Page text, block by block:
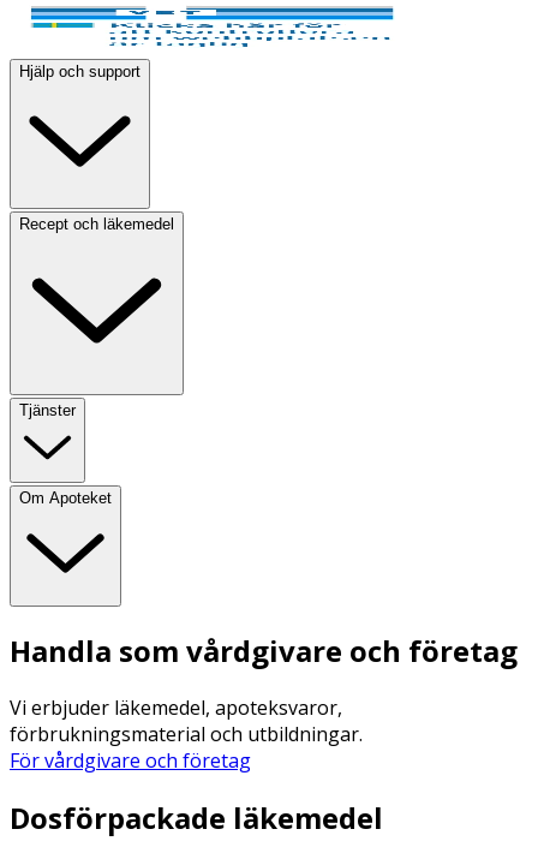
Hjälp och support
Recept och läkemedel
Tjänster
Om Apoteket
Handla som vårdgivare och företag
Vi erbjuder läkemedel, apoteksvaror,
förbrukningsmaterial och utbildningar.
För vårdgivare och företag
Dosförpackade läkemedel